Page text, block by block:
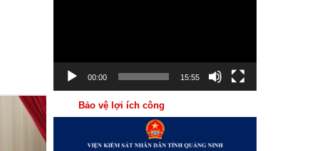
00:00 15:55
Bảo vệ lợi ích công